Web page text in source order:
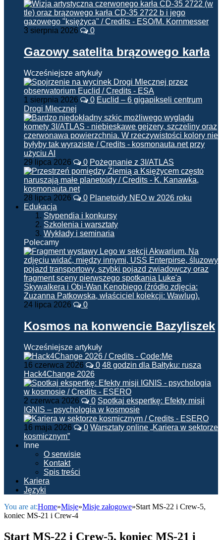
3 sierpnia 2026 0
Gazowy satelita brązowego karła
Wcześniejsze artykuły
1 sierpnia 2026 0 Euclid – 6 gigapikseli centrum
Drogi Mlecznej
29 lipca 2026 0 Pożegnanie z 3I/ATLAS
28 lipca 2026 0 Planetoidy NEO w 2026 roku
Edukacja
Stypendia i konkursy
Szkolenia i warsztaty
Wykłady i seminaria
Polecamy
24 lipca 2026 0
Kosmos na konwencie Bazyliszek
Wcześniejsze artykuły
16 czerwca 2026 0 48 godzin dla Bałtyku: rusza
Hack4Change 2026
2 czerwca 2026 0 Spotkaj ekspertkę: Efekty misji
IGNIS – psychologia w kosmosie
16 maja 2026 0 Warsztaty online „Kariera w sektorze
kosmicznym”
Inne
O serwisie
Kontakt
Spis treści
Kariera
Języki
You are at:Home»Misje»Misje załogowe»Start MS-22 i Crew-5,
koniec MS-21 i Crew-4
Start MS-22 i Crew-5, koniec MS-21 i